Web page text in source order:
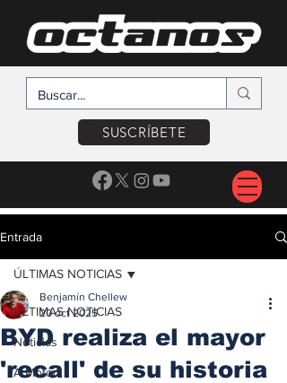
SUSCRÍBETE
Entrada
ÚLTIMAS NOTICIAS
Noticias
A Motor
ÚLTIMAS NOTICIAS
BYD realiza el mayor
'recall' de su historia
Benjamín Chellew
20 oct 2025